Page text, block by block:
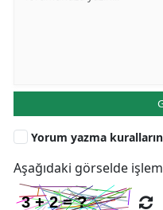
Yorum yazma
Aşağıdaki görselde